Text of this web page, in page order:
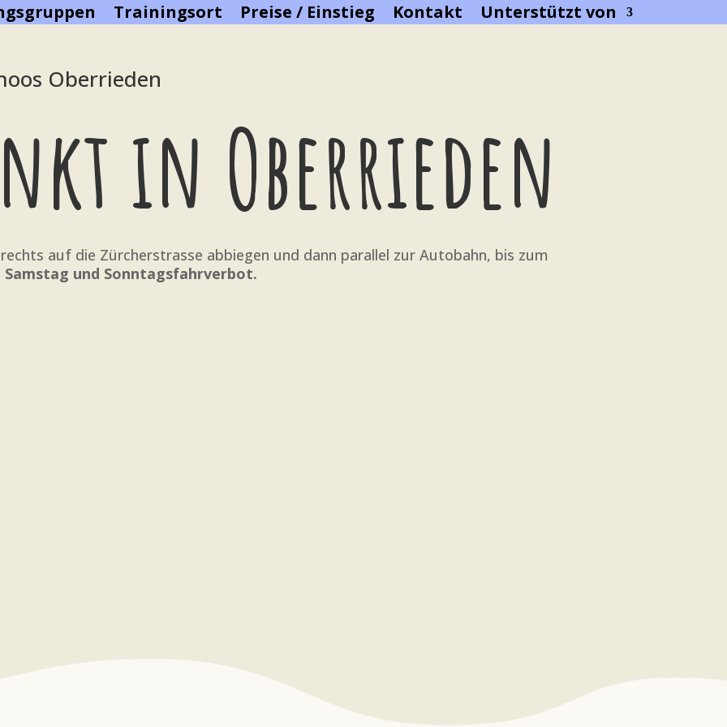
Trainingsort Preise / Einstieg Kontakt Unterstützt von
Oberrieden
in Oberrieden
auf die Zürcherstrasse abbiegen und dann parallel zur Autobahn, bis zum
Samstag und Sonntagsfahrverbot.